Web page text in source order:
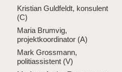
Kristian Guldfeldt, konsulent
(C)
Maria Brumvig,
projektkoordinator (A)
Mark Grossmann,
politiassistent (V)